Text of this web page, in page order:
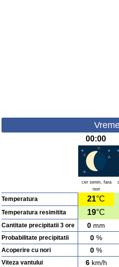
00:00
cer senin, fara
nori
Temperatura 21°C
Temperatura resimitita 19°C
Cantitate precipitatii 3 ore 0 mm
Probabilitate precipitatii 0 %
Acoperire cu nori 0 %
Viteza vantului 6km/h